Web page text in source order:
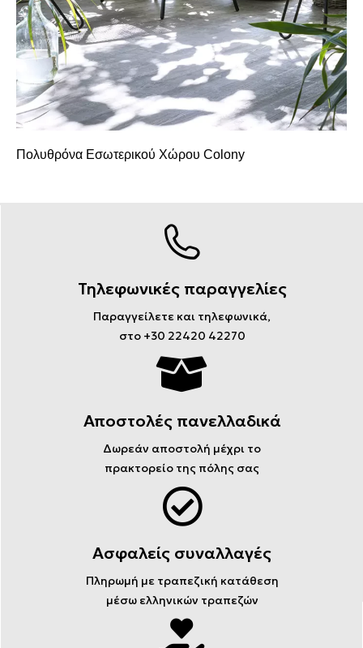
Πολυθρόνα Εσωτερικού Χώρου Colony
Τηλεφωνικές παραγγελίες
Παραγγείλετε και τηλεφωνικά,
στο +30 22420 42270
Αποστολές πανελλαδικά
Δωρεάν αποστολή μέχρι το
πρακτορείο της πόλης σας
Ασφαλείς συναλλαγές
Πληρωμή με τραπεζική κατάθεση
μέσω ελληνικών τραπεζών